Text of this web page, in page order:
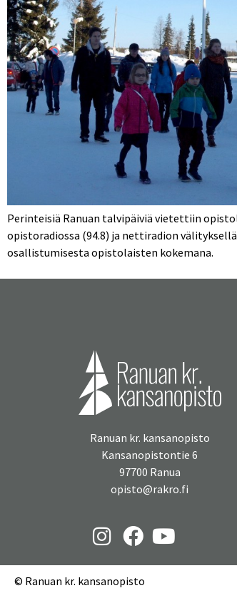
Perinteisiä Ranuan talvipäiviä vietettiin
opistoradiossa (94.8) ja nettiradion
osallistumisesta opistolaisten kokemana.
Ranuan kr. kansanopisto
Kansanopistontie 6
97700 Ranua
opisto@rakro.fi
© Ranuan kr. kansanopisto